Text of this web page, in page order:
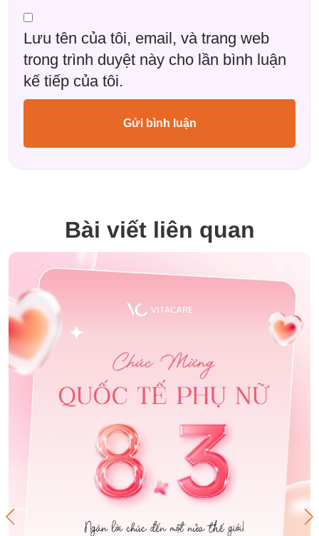
Lưu tên của tôi, email, và trang web
trong trình duyệt này cho lần bình luận
kế tiếp của tôi.
Bài viết liên quan